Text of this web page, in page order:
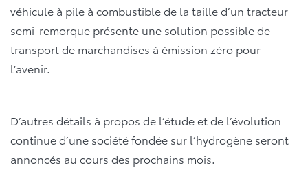
véhicule à pile à combustible de la taille d’un tracteur
semi-remorque présente une solution possible de
transport de marchandises à émission zéro pour
l’avenir.
D’autres détails à propos de l’étude et de l’évolution
continue d’une société fondée sur l’hydrogène seront
annoncés au cours des prochains mois.